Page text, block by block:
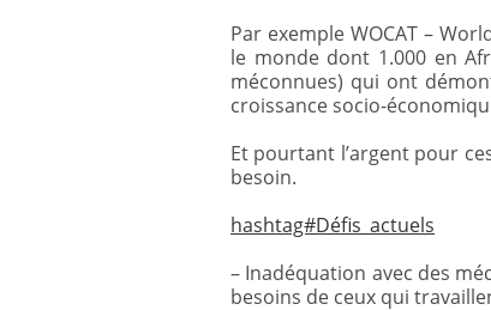
Par exemple WOCAT –
le monde dont 1.000 en
méconnues) qui ont
croissance socio-
Et pourtant l’argent pour
besoin.
hashtag#Défis_actuels
– Inadéquation avec des
besoins de ceux qui